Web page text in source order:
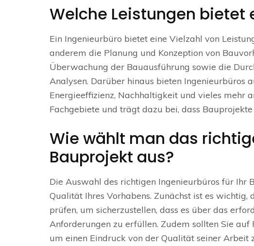
Welche Leistungen bietet
Ein Ingenieurbüro bietet eine Vielzahl von
anderem die Planung und Konzeption von
Überwachung der Bauausführung sowie die
Analysen. Darüber hinaus bieten Ingenieurbüros
Energieeffizienz, Nachhaltigkeit und vieles mehr
Fachgebiete und trägt dazu bei, dass
Wie wählt man das
Bauprojekt aus?
Die Auswahl des richtigen Ingenieurbüros für Ihr
Qualität Ihres Vorhabens. Zunächst ist es
prüfen, um sicherzustellen, dass es über das
Anforderungen zu erfüllen. Zudem sollten Sie auf
um einen Eindruck von der Qualität seiner Arbeit